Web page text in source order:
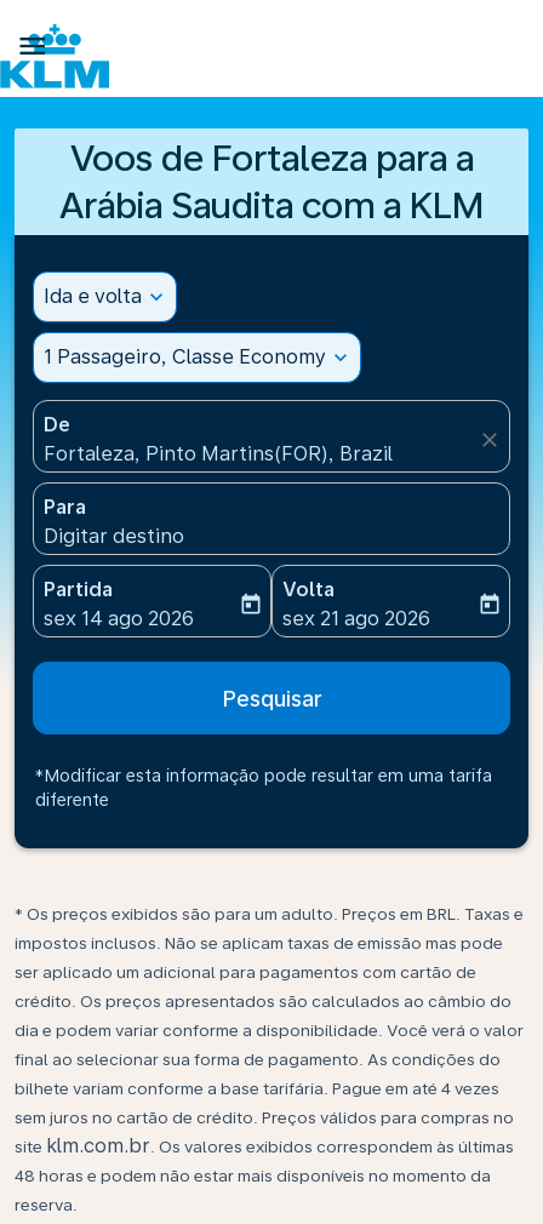

Voos de Fortaleza para a
Arábia Saudita com a KLM
Ida e volta expand_more
1 Passageiro, Classe Economy expand_more
De
Fortaleza, Pinto Martins(FOR), Brazil
close
Para
Digitar destino
Partida
fc-booking-departure-date-aria-label
sex 14 ago 2026
today
Volta
fc-booking-return-date-
sex 21 ago 2026
today
Pesquisar
*Modificar esta informação pode resultar em uma tarifa
diferente
* Os preços exibidos são para um adulto. Preços em BRL. Taxas e
impostos inclusos. Não se aplicam taxas de emissão mas pode
ser aplicado um adicional para pagamentos com cartão de
crédito. Os preços apresentados são calculados ao câmbio do
dia e podem variar conforme a disponibilidade. Você verá o valor
final ao selecionar sua forma de pagamento. As condições do
bilhete variam conforme a base tarifária. Pague em até 4 vezes
sem juros no cartão de crédito. Preços válidos para compras no
site klm.com.br . Os valores exibidos correspondem às últimas
48 horas e podem não estar mais disponíveis no momento da
reserva.